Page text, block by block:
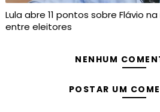
Lula abre 11 pontos sobre Flávio
entre eleitores
NENHUM
POSTAR UM